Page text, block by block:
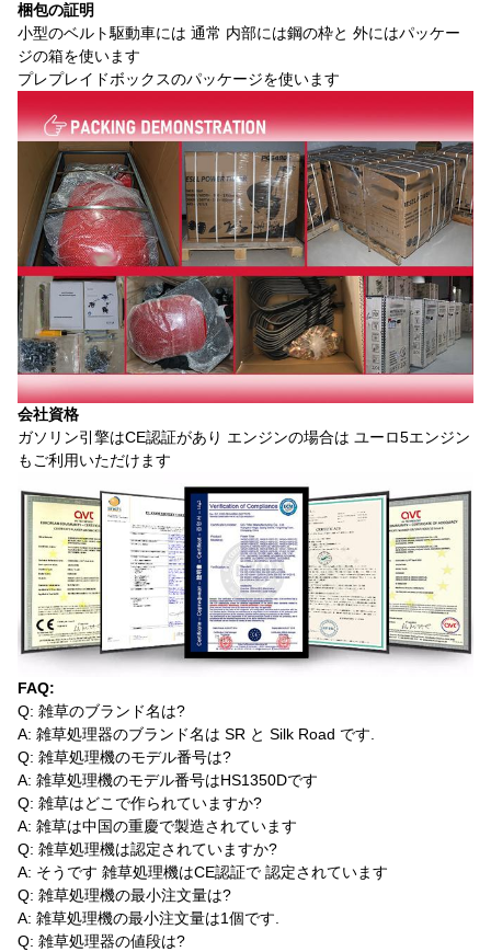
梱包の証明
小型のベルト駆動車には 通常 内部には鋼の枠と 外にはパッケー
ジの箱を使います
プレプレイドボックスのパッケージを使います
会社資格
ガソリン引擎はCE認証があり エンジンの場合は ユーロ5エンジン
もご利用いただけます
FAQ:
Q: 雑草のブランド名は?
A: 雑草処理器のブランド名は SR と Silk Road です.
Q: 雑草処理機のモデル番号は?
A: 雑草処理機のモデル番号はHS1350Dです
Q: 雑草はどこで作られていますか?
A: 雑草は中国の重慶で製造されています
Q: 雑草処理機は認定されていますか?
A: そうです 雑草処理機はCE認証で 認定されています
Q: 雑草処理機の最小注文量は?
A: 雑草処理機の最小注文量は1個です.
Q: 雑草処理器の値段は?